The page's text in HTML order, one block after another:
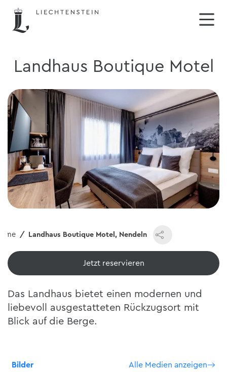
Landhaus Boutique Motel
Landhaus Boutique Motel, Nendeln
Jetzt reservieren
Das Landhaus bietet einen modernen und
liebevoll ausgestatteten Rückzugsort mit
Blick auf die Berge.
Bilder Alle Medien anzeigen